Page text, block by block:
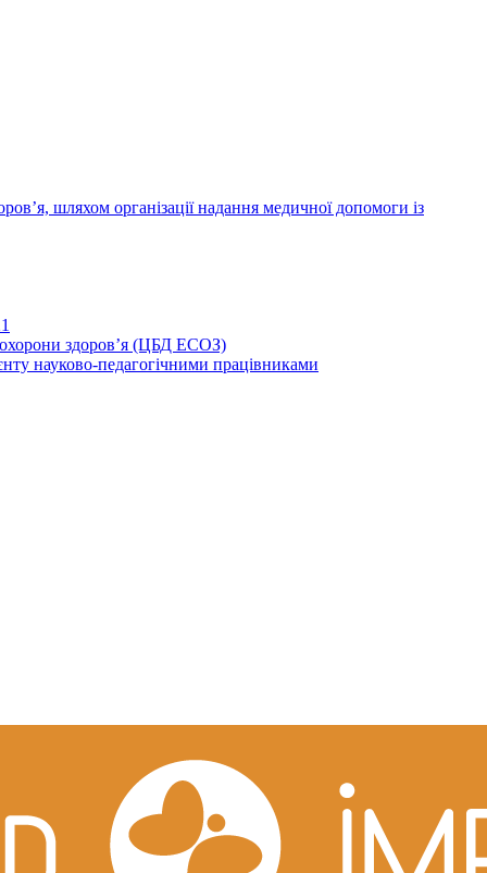
шляхом організації надання медичної допомоги із
здоров’я (ЦБД ЕСОЗ)
науково-педагогічними працівниками